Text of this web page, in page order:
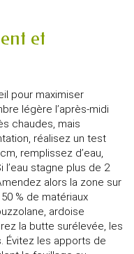
et
pour maximiser
légère l’après-midi
chaudes, mais
réalisez un test
remplissez d’eau,
stagne plus de 2
alors la zone sur
% de matériaux
ardoise
la butte surélevée, les
Évitez les apports de